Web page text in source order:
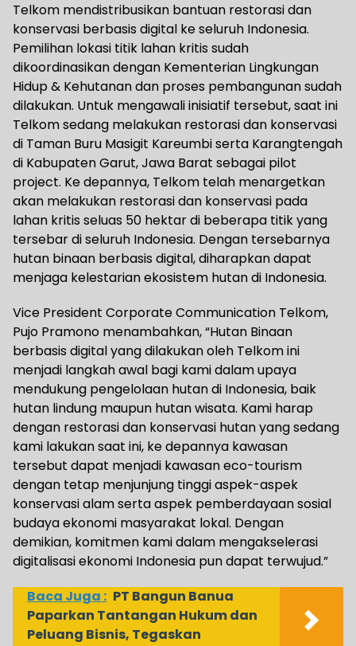
Telkom mendistribusikan bantuan restorasi dan
konservasi berbasis digital ke seluruh Indonesia.
Pemilihan lokasi titik lahan kritis sudah
dikoordinasikan dengan Kementerian Lingkungan
Hidup & Kehutanan dan proses pembangunan sudah
dilakukan. Untuk mengawali inisiatif tersebut, saat ini
Telkom sedang melakukan restorasi dan konservasi
di Taman Buru Masigit Kareumbi serta Karangtengah
di Kabupaten Garut, Jawa Barat sebagai pilot
project. Ke depannya, Telkom telah menargetkan
akan melakukan restorasi dan konservasi pada
lahan kritis seluas 50 hektar di beberapa titik yang
tersebar di seluruh Indonesia. Dengan tersebarnya
hutan binaan berbasis digital, diharapkan dapat
menjaga kelestarian ekosistem hutan di Indonesia.
Vice President Corporate Communication Telkom,
Pujo Pramono menambahkan, “Hutan Binaan
berbasis digital yang dilakukan oleh Telkom ini
menjadi langkah awal bagi kami dalam upaya
mendukung pengelolaan hutan di Indonesia, baik
hutan lindung maupun hutan wisata. Kami harap
dengan restorasi dan konservasi hutan yang sedang
kami lakukan saat ini, ke depannya kawasan
tersebut dapat menjadi kawasan eco-tourism
dengan tetap menjunjung tinggi aspek-aspek
konservasi alam serta aspek pemberdayaan sosial
budaya ekonomi masyarakat lokal. Dengan
demikian, komitmen kami dalam mengakselerasi
digitalisasi ekonomi Indonesia pun dapat terwujud.”
Baca Juga : PT Bangun Banua
Paparkan Tantangan Hukum dan
Peluang Bisnis, Tegaskan